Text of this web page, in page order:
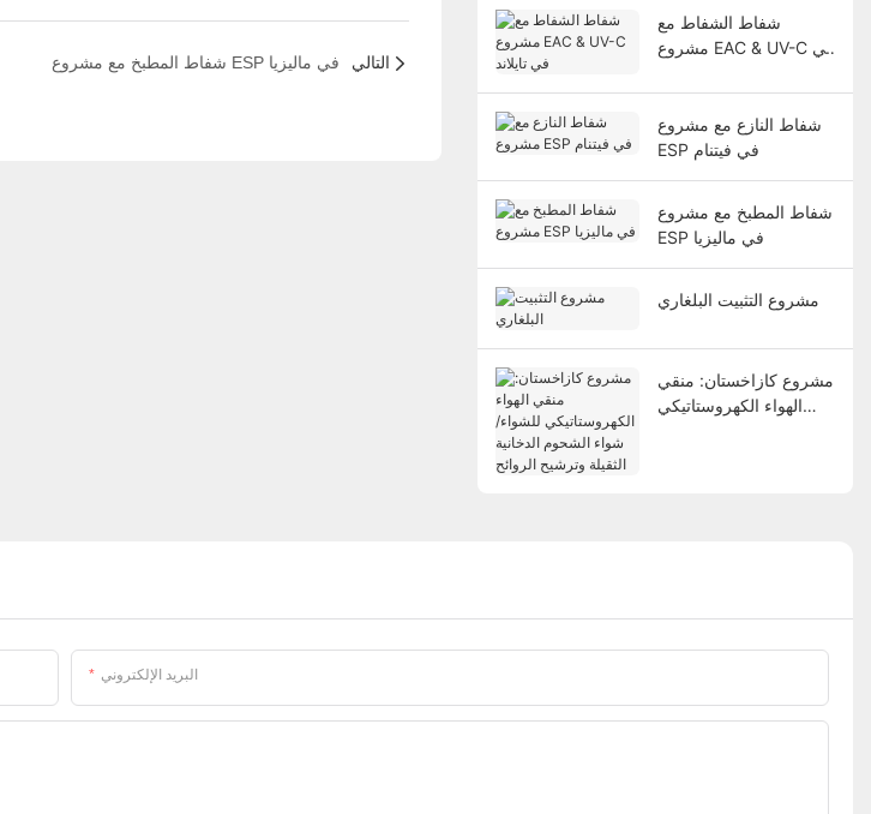
شفاط المطبخ مع مشروع ESP في ماليزيا التالي
شفاط الشفاط مع
مشروع EAC & UV-C في
شفاط النازع مع مشروع
ESP في فيتنام
شفاط المطبخ مع مشروع
ESP في ماليزيا
مشروع التثبيت البلغاري
مشروع كازاخستان: منقي
الهواء الكهروستاتيكي
البريد الإلكتروني